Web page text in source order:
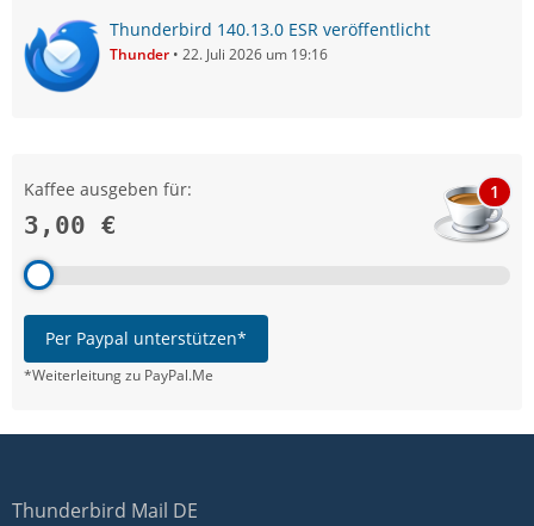
Thunderbird 140.13.0 ESR veröffentlicht
Thunder 22. Juli 2026 um 19:16
Kaffee ausgeben für:
3,00 €
1
Per Paypal unterstützen*
*Weiterleitung zu PayPal.Me
Thunderbird Mail DE